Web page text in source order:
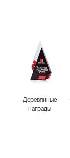
Деревянные
награды